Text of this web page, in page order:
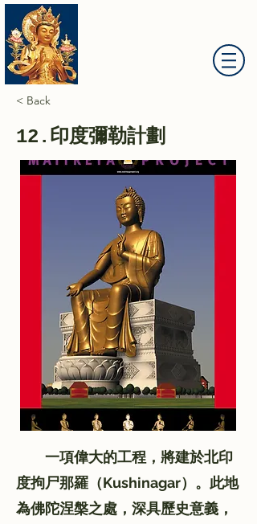
< Back
12.印度彌勒計劃
一項偉大的工程，將建於北印
度拘尸那羅（Kushinagar）。此地
為佛陀涅槃之處，深具歷史意義，